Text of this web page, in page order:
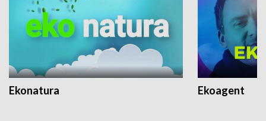
Ekonatura Ekoagent